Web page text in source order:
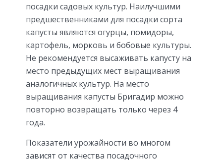
посадки садовых культур. Наилучшими
предшественниками для посадки сорта
капусты являются огурцы, помидоры,
картофель, морковь и бобовые культуры.
Не рекомендуется высаживать капусту на
место предыдущих мест выращивания
аналогичных культур. На место
выращивания капусты Бригадир можно
повторно возвращать только через 4
года.
Показатели урожайности во многом
зависят от качества посадочного